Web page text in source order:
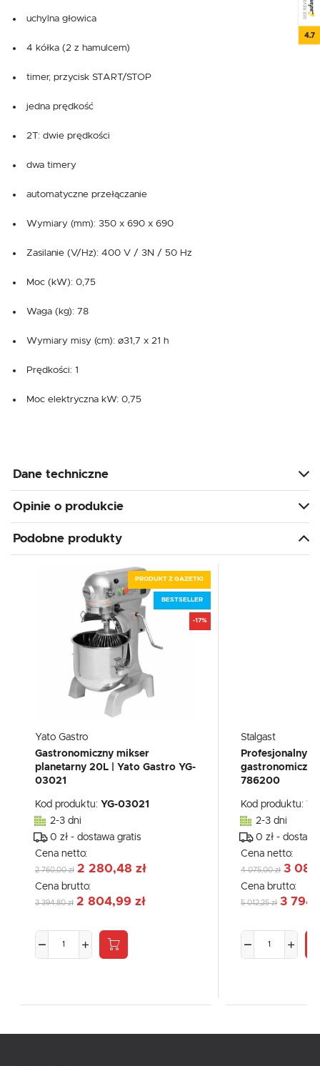
uchylna głowica
4 kółka (2 z hamulcem)
timer, przycisk START/STOP
jedna prędkość
2T: dwie prędkości
dwa timery
automatyczne przełączanie
Wymiary (mm): 350 x 690 x 690
Zasilanie (V/Hz): 400 V / 3N / 50 Hz
Moc (kW): 0,75
Waga (kg): 78
Wymiary misy (cm): ø31,7 x 21 h
Prędkości: 1
Moc elektryczna kW: 0,75
Dane techniczne
Opinie o produkcie
Podobne produkty
PRODUKT Z GAZETKI
BESTSELLER
-17%
Yato Gastro
Gastronomiczny mikser
planetarny 20L | Yato Gastro YG-
03021
Kod produktu: YG-03021
2-3 dni
0 zł - dostawa gratis
Cena netto:
2 760,00 zł 2 280,48 zł
Cena brutto:
3 394,80 zł 2 804,99 zł
Stalgast
Profesjonalny
786200
Kod produktu:
2-3 dni
0 zł -
Cena netto:
4 075,00 zł 3
Cena brutto:
5 012,25 zł 3
4.7